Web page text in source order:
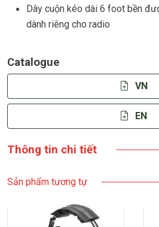
Dây cuộn kéo dài 6 foot bền
dành riêng cho radio
Catalogue
VN
EN
Thông tin chi tiết
Sản phẩm tương tự